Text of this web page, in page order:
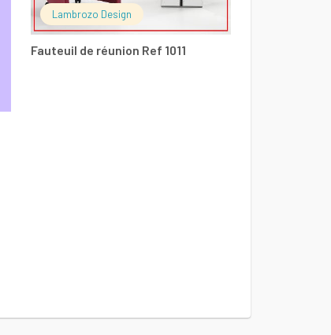
Lambrozo Design
Fauteuil de réunion Ref 1011